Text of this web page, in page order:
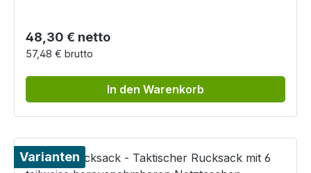
Regulärer Preis:
48,30 € netto
57,48 € brutto
In den Warenkorb
Varianten